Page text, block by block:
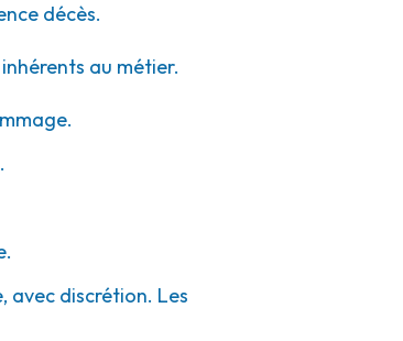
décès.
au métier.
avec discrétion. Les